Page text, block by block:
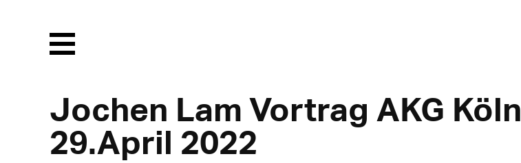
Menu
Jochen Lam Vortrag AKG Köln
29.April 2022